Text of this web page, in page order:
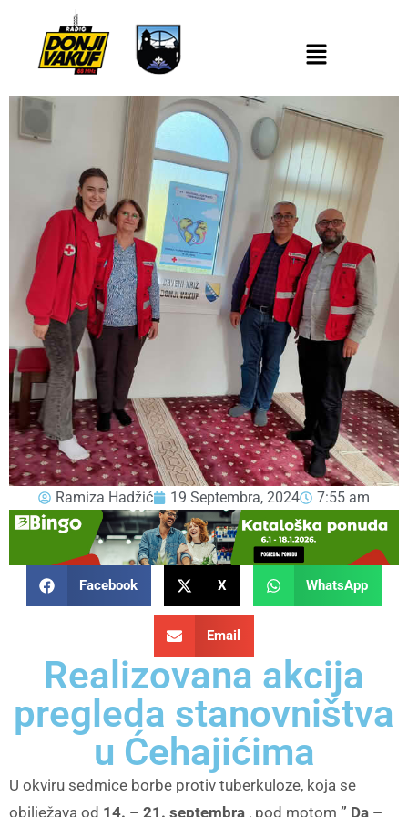
Ramiza Hadžić 19 Septembra, 2024 7:55 am
Facebook X WhatsApp
Email
Realizovana akcija
pregleda stanovništva
u Ćehajićima
U okviru sedmice borbe protiv tuberkuloze, koja se
obilježava od 14. – 21. septembra , pod motom ” Da –